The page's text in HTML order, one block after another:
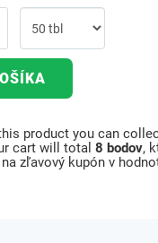
product you can
cart will total 8 bodov,
na zľavový kupón v